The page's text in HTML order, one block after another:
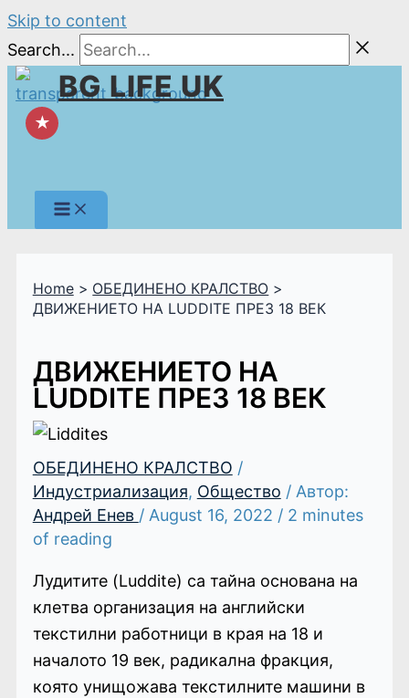
Skip to content
Search...
BG LIFE UK
★
Home
ОБЕДИНЕНО КРАЛСТВО
ДВИЖЕНИЕТО НА LUDDITE ПРЕЗ 18 ВЕК
ДВИЖЕНИЕТО НА
LUDDITE ПРЕЗ 18 ВЕК
ОБЕДИНЕНО КРАЛСТВО /
Индустриализация, Общество / Автор:
Андрей Енев / August 16, 2022 / 2 minutes
of reading
Лудитите (Luddite) са тайна основана на
клетва организация на английски
текстилни работници в края на 18 и
началото 19 век, радикална фракция,
която унищожава текстилните машини в